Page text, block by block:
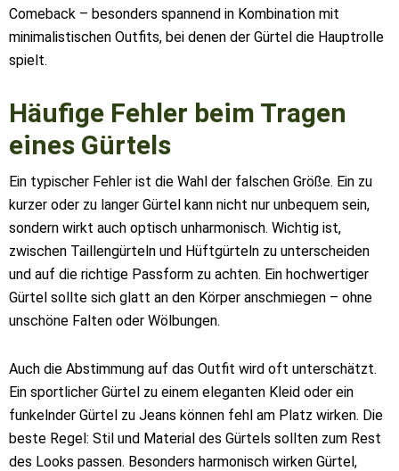
Comeback – besonders spannend in Kombination mit
minimalistischen Outfits, bei denen der Gürtel die Hauptrolle
spielt.
Häufige Fehler beim Tragen
eines Gürtels
Ein typischer Fehler ist die Wahl der falschen Größe. Ein zu
kurzer oder zu langer Gürtel kann nicht nur unbequem sein,
sondern wirkt auch optisch unharmonisch. Wichtig ist,
zwischen Taillengürteln und Hüftgürteln zu unterscheiden
und auf die richtige Passform zu achten. Ein hochwertiger
Gürtel sollte sich glatt an den Körper anschmiegen – ohne
unschöne Falten oder Wölbungen.
Auch die Abstimmung auf das Outfit wird oft unterschätzt.
Ein sportlicher Gürtel zu einem eleganten Kleid oder ein
funkelnder Gürtel zu Jeans können fehl am Platz wirken. Die
beste Regel: Stil und Material des Gürtels sollten zum Rest
des Looks passen. Besonders harmonisch wirken Gürtel,